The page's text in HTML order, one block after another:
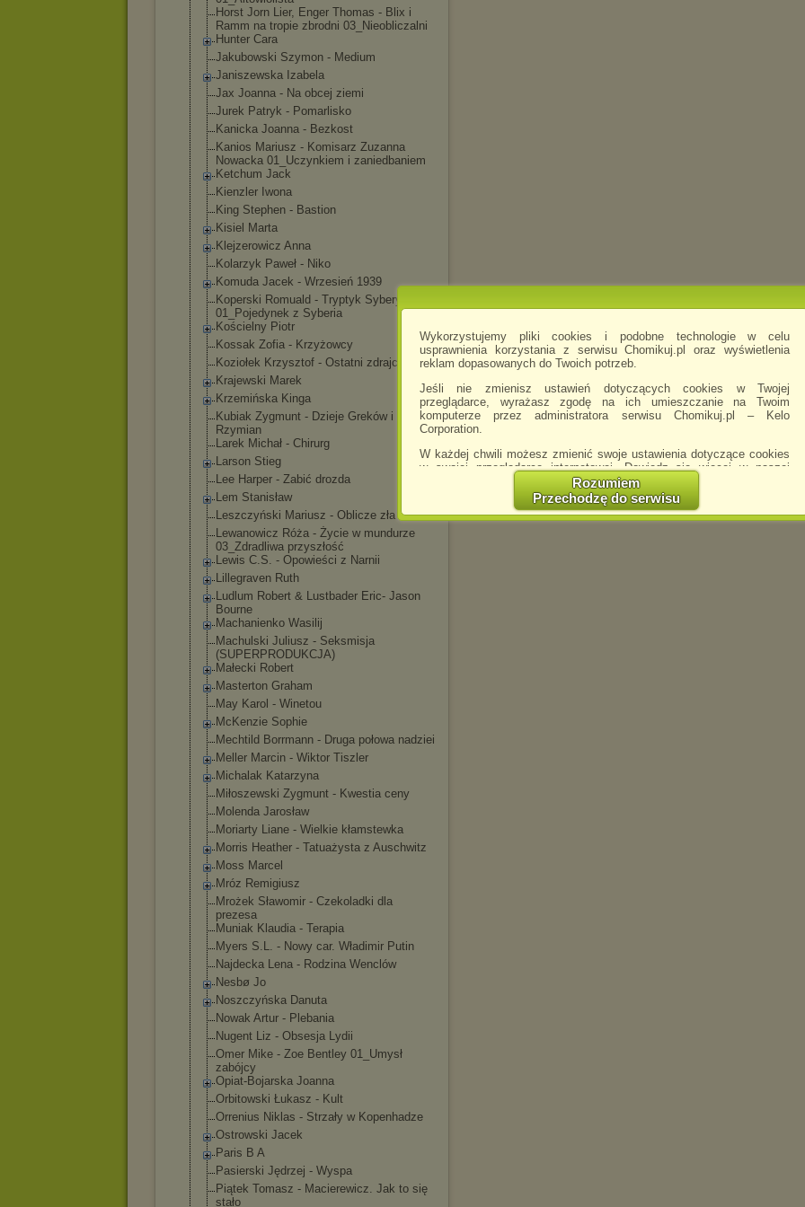
Wykorzystujemy pliki cookies i podobne technologie w celu
usprawnienia korzystania z serwisu Chomikuj.pl oraz wyświetlenia
reklam dopasowanych do Twoich potrzeb.
Jeśli nie zmienisz ustawień dotyczących cookies w Twojej
przeglądarce, wyrażasz zgodę na ich umieszczanie na Twoim
komputerze przez administratora serwisu Chomikuj.pl – Kelo
Corporation.
W każdej chwili możesz zmienić swoje ustawienia dotyczące cookies
w swojej przeglądarce internetowej. Dowiedz się więcej w naszej
http://chomikuj.pl/PolitykaPrywatnosci.aspx
Jednocześnie informujemy że zmiana ustawień przeglądarki może
spowodować ograniczenie korzystania ze strony Chomikuj.pl.
(dostosowanie reklam do Twoich potrzeb, analiza skuteczności działań
internetowej.
Rozumiem
Przechodzę do serwisu
Horst Jorn Lier, Enger Thomas - Blix i
Ramm na tropie zbrodni 03_Nieobliczal ni
Hunter Cara
Jakubowski Szymon - Medium
Janiszewska Izabela
Jax Joanna - Na obcej ziemi
Jurek Patryk - Pomarlisko
Kanicka Joanna - Bezkost
Kanios Mariusz - Komisarz Zuzanna
Nowacka 01_Uczynkiem i zaniedbaniem
Ketchum Jack
Kienzler Iwona
King Stephen - Bastion
Kisiel Marta
Klejzerowicz Anna
Kolarzyk Paweł - Niko
Komuda Jacek - Wrzesień 1939
Koperski Romuald - Tryptyk Syberyjski
01_Pojedynek z Syberia
Kościelny Piotr
Kossak Zofia - Krzyżowcy
Koziołek Krzysztof - Ostatni zdrajca
Krajewski Marek
Krzemińska Kinga
Kubiak Zygmunt - Dzieje Greków i
Rzymian
Larek Michał - Chirurg
Larson Stieg
Lee Harper - Zabić drozda
Lem Stanisław
Leszczyński Mariusz - Oblicze zła
Lewanowicz Róża - Życie w mundurze
03_Zdradliwa przyszłość
Lewis C.S. - Opowieści z Narnii
Lillegraven Ruth
Ludlum Robert & Lustbader Eric- Jason
Bourne
Machanienko Wasilij
Machulski Juliusz - Seksmisja
(SUPERPRODUKCJA)
Małecki Robert
Masterton Graham
May Karol - Winetou
McKenzie Sophie
Mechtild Borrmann - Druga połowa nadziei
Meller Marcin - Wiktor Tiszler
Michalak Katarzyna
Miłoszewski Zygmunt - Kwestia ceny
Molenda Jarosław
Moriarty Liane - Wielkie kłamstewka
Morris Heather - Tatuażysta z Auschwitz
Moss Marcel
Mróz Remigiusz
Mrożek Sławomir - Czekoladki dla
prezesa
Muniak Klaudia - Terapia
Myers S.L. - Nowy car. Władimir Putin
Najdecka Lena - Rodzina Wenclów
Nesbø Jo
Noszczyńska Danuta
Nowak Artur - Plebania
Nugent Liz - Obsesja Lydii
Omer Mike - Zoe Bentley 01_Umysł
zabójcy
Opiat-Bojarska Joanna
Orbitowski Łukasz - Kult
Orrenius Niklas - Strzały w Kopenhadze
Ostrowski Jacek
Paris B A
Pasierski Jędrzej - Wyspa
Piątek Tomasz - Macierewicz. Jak to się
stało